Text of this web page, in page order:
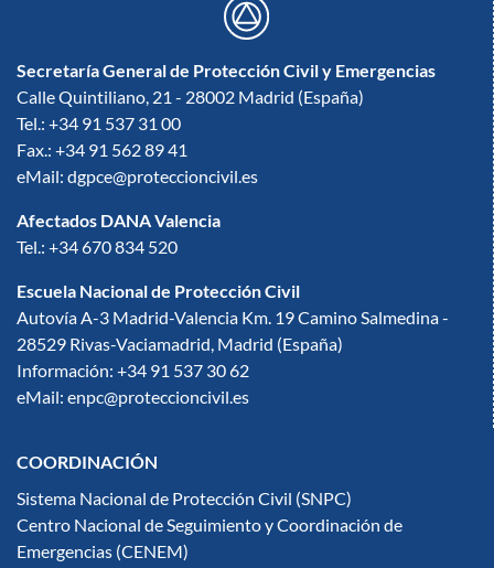
Secretaría General de Protección Civil y Emergencias
Calle Quintiliano, 21 - 28002 Madrid (España)
Tel.: +34 91 537 31 00
Fax.: +34 91 562 89 41
eMail: dgpce@proteccioncivil.es
Afectados DANA Valencia
Tel.: +34 670 834 520
Escuela Nacional de Protección Civil
Autovía A-3 Madrid-Valencia Km. 19 Camino Salmedina -
28529 Rivas-Vaciamadrid, Madrid (España)
Información: +34 91 537 30 62
eMail: enpc@proteccioncivil.es
COORDINACIÓN
Sistema Nacional de Protección Civil (SNPC)
Centro Nacional de Seguimiento y Coordinación de
Emergencias (CENEM)